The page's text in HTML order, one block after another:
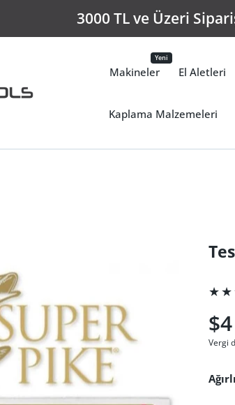
3000 TL ve Üzeri
Makineler
Yeni
El Aletleri
Kaplama Malzemeleri
$4
Vergi